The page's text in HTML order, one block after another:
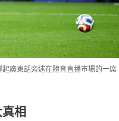
廣東話旁述在體育直播市場的一席
相